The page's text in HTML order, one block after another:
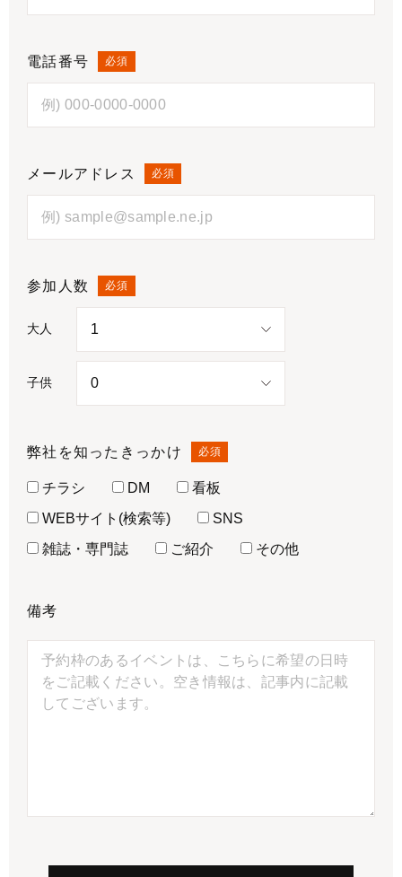
電話番号 必須
メールアドレス 必須
参加人数 必須
大人
子供
弊社を知ったきっかけ 必須
チラシ DM
看板
WEBサイト(検索等)
SNS
雑誌・専門誌
ご紹介 その他
備考